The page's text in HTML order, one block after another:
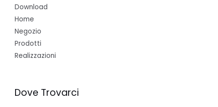
Download
Home
Negozio
Prodotti
Realizzazioni
Dove Trovarci